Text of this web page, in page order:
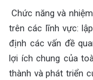
Chức năng và
trên các lĩnh vực:
định các vấn đề
lợi ích chung của
thành và phát triển